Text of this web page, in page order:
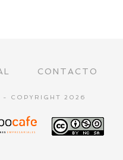
CONTACTO
- COPYRIGHT 2026